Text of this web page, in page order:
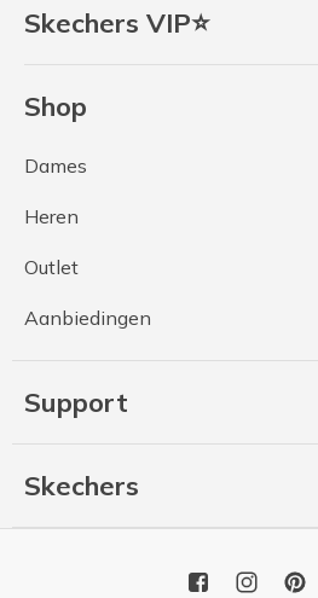
Skechers VIP⭐
Shop
Dames
Heren
Outlet
Aanbiedingen
Support
Skechers